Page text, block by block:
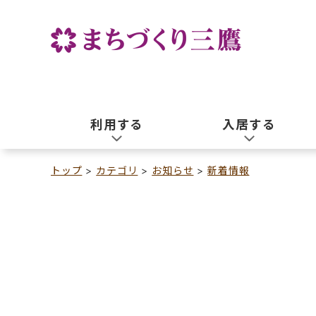
利用する 入居する
トップ カテゴリ お知らせ 新着情報